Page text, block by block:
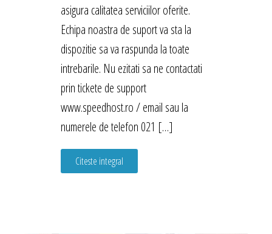
asigura calitatea serviciilor oferite.
Echipa noastra de suport va sta la
dispozitie sa va raspunda la toate
intrebarile. Nu ezitati sa ne contactati
prin tickete de support
www.speedhost.ro / email sau la
numerele de telefon 021 […]
Citeste integral